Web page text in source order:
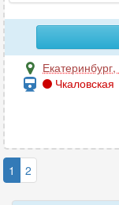
Екатеринбург,
Чкаловская
1 2